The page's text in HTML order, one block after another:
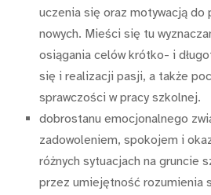
uczenia się oraz motywacją do
nowych. Mieści się tu
osiągania celów krótko- i
się i realizacji pasji, a także
sprawczości w pracy szkolnej.
dobrostanu emocjonalnego
zadowoleniem, spokojem i
różnych sytuacjach na gruncie
przez umiejętność rozumienia